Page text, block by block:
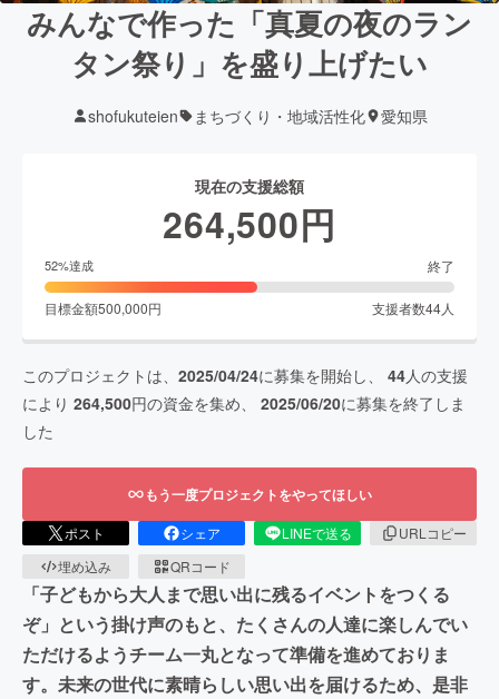
みんなで作った「真夏の夜のラン
タン祭り」を盛り上げたい
shofukuteien まちづくり・地域活性化 愛知県
現在の支援総額
264,500円
52%達成 終了
目標金額500,000円 支援者数44人
このプロジェクトは、 2025/04/24に募集を開始し、 44人の支援
により 264,500円の資金を集め、 2025/06/20に募集を終了しま
した
もう一度プロジェクトをやってほしい
ポスト シェア LINEで送る
URLコピー
埋め込み
QRコード
「子どもから大人まで思い出に残るイベントをつくる
ぞ」という掛け声のもと、たくさんの人達に楽しんでい
ただけるようチーム一丸となって準備を進めておりま
す。未来の世代に素晴らしい思い出を届けるため、是非